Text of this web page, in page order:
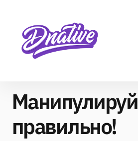
Манипулируй
правильно!